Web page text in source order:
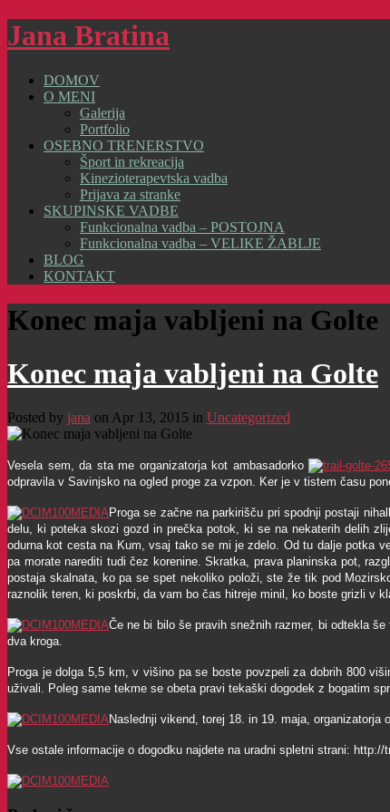
Jana Bratina
DOMOV
O MENI
Galerija
Portfolio
OSEBNO TRENERSTVO
Šport in rekreacija
Kinezioterapevtska vadba
Prijava za stranke
SKUPINSKE VADBE
Funkcionalna vadba – POSTOJNA
Funkcionalna vadba – VELIKE ŽABLJE
BLOG
KONTAKT
Konec maja vabljeni na Golte
Konec maja vabljeni na Golte
Posted by jana on Apr 13, 2015 in Uncategorized
Vesela sem, da sta me organizatorja kot ambasadorko
odpravila v Savinjsko na ogled proge za vzpon. Ker je v tistem času
Proga se začne na parkirišču pri spodnji postaji
delu, ki poteka skozi gozd in prečka potok, ki se na nekaterih delih
odurna kot cesta na Kum, vsaj tako se mi je zdelo. Od tu dalje potka
pa morate narediti tudi čez korenine. Skratka, prava planinska pot,
postaja skalnata, ko pa se spet nekoliko položi, ste že tik pod
raznolik teren, ki poskrbi, da vam bo čas hitreje minil, ko boste grizli v
Če ne bi bilo še pravih snežnih razmer, bi odtekla
dva kroga.
Proga je dolga 5,5 km, vvišino pa se boste povzpeli za dobrih 800
uživali. Poleg same tekme se obeta pravi tekaški dogodek z bogatim
Naslednji vikend, torej 18. in 19. maja,
Vse ostale informacije o dogodku najdete na uradni spletni strani: http://